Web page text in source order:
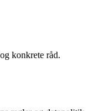
konkrete råd.